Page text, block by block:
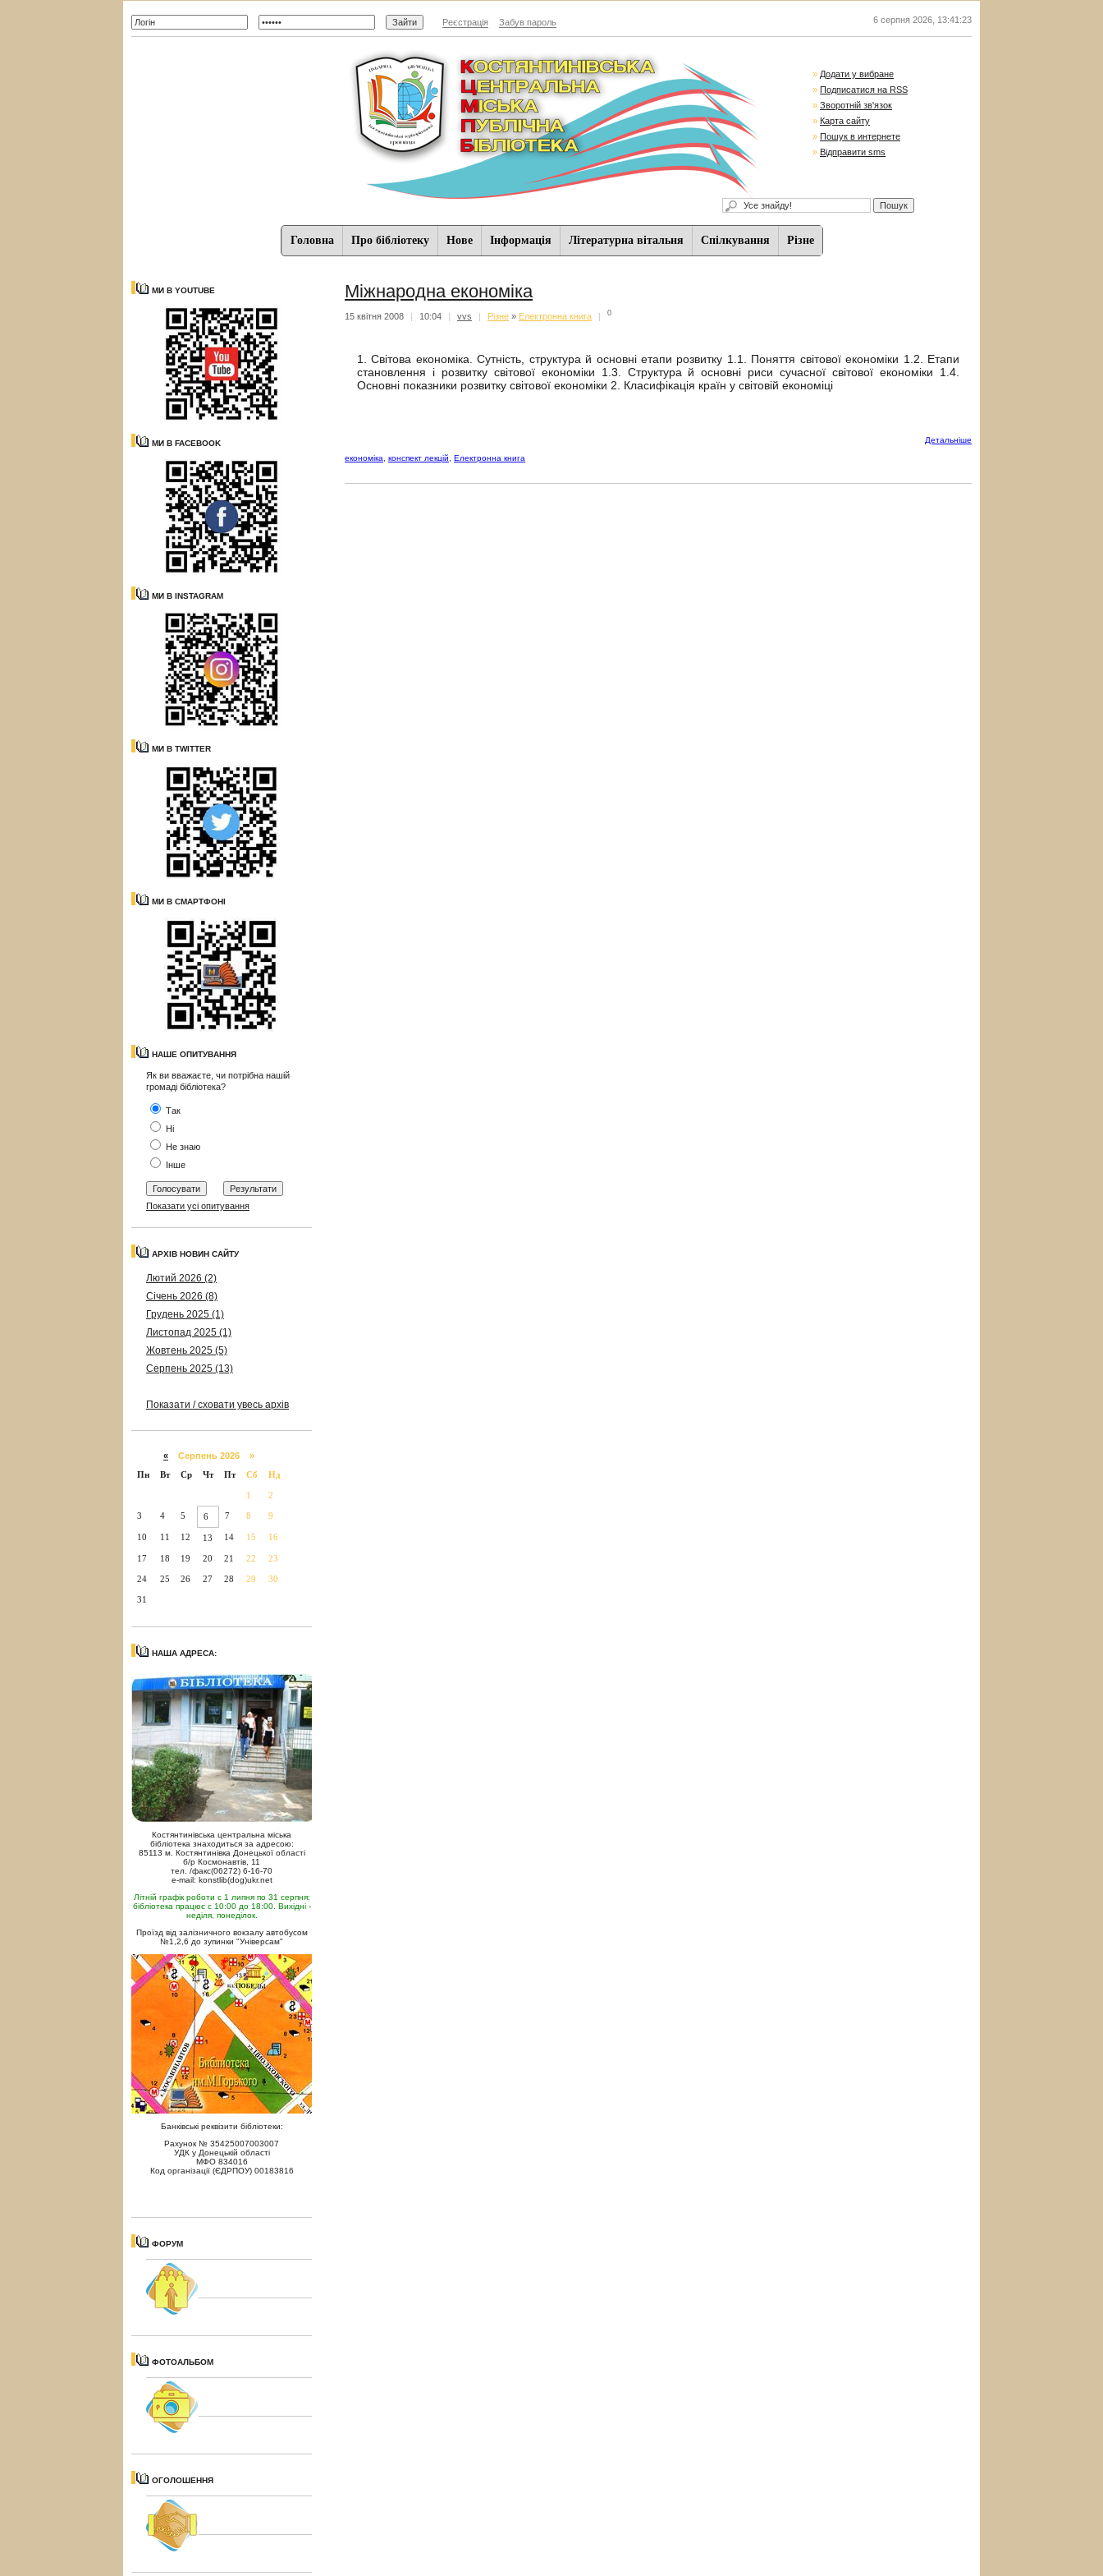
Реєстрація Забув пароль 6 серпня 2026 13:41:24
» Додати у вибране
» Подписатися на RSS
» Зворотній зв'язок
» Карта сайту
» Пошук в интернете
» Відправити sms
Головна Про бібліотеку Нове Iнформацiя Літературна вітальня Спiлкування Різне
МИ В YOUTUBE
МИ В FACEBOOK
МИ В INSTAGRAM
МИ В TWITTER
МИ В СМАРТФОНІ
НАШЕ ОПИТУВАННЯ
Як ви вважаєте, чи потрібна нашій
громаді бібліотека?
Так
Ні
Не знаю
Інше
Показати усі опитування
АРХІВ НОВИН САЙТУ
Лютий 2026 (2)
Січень 2026 (8)
Грудень 2025 (1)
Листопад 2025 (1)
Жовтень 2025 (5)
Серпень 2025 (13)
Показати / сховати увесь архів
« Серпень 2026 »
Пн
Вт Ср Чт Пт Сб Нд
1 2
3 4 5 6 7 8 9
10 11 12 13 14 15 16
17 18 19 20 21 22 23
24 25 26 27 28 29 30
31
НАША АДРЕСА:
Костянтинівська центральна міська
бібліотека знаходиться за адресою:
85113 м. Костянтинівка Донецької області
б/р Космонавтів, 11
тел. /факс(06272) 6-16-70
e-mail: konstlib(dog)ukr.net
Літній графік роботи с 1 липня по 31 серпня:
бібліотека працює с 10:00 до 18:00. Вихідні -
неділя, понеділок.
Проїзд від залізничного вокзалу автобусом
№1,2,6 до зупинки "Універсам"
Банківські реквізити бібліотеки:
Рахунок № 35425007003007
УДК у Донецькій області
МФО 834016
Код організації (ЄДРПОУ) 00183816
ФОРУМ
ФОТОАЛЬБОМ
ОГОЛОШЕННЯ
Міжнародна економіка
15 квітня 2008 | 10:04 | vvs | Різне » Електронна книга | 0
1. Світова економіка. Сутність, структура й основні етапи розвитку 1.1. Поняття світової економіки 1.2. Етапи
становлення і розвитку світової економіки 1.3. Структура й основні риси сучасної світової економіки 1.4.
Основні показники розвитку світової економіки 2. Класифікація країн у світовій економіці
Детальнiше
економіка
конспект лекцій Електронна книга